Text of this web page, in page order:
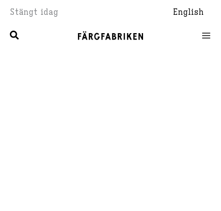
till
innehåll
Stängt idag English